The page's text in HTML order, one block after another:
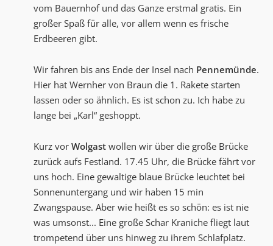
vom Bauernhof und das Ganze erstmal gratis. Ein
großer Spaß für alle, vor allem wenn es frische
Erdbeeren gibt.
Wir fahren bis ans Ende der Insel nach Pennemünde.
Hier hat Wernher von Braun die 1. Rakete starten
lassen oder so ähnlich. Es ist schon zu. Ich habe zu
lange bei „Karl“ geshoppt.
Kurz vor Wolgast wollen wir über die große Brücke
zurück aufs Festland. 17.45 Uhr, die Brücke fährt vor
uns hoch. Eine gewaltige blaue Brücke leuchtet bei
Sonnenuntergang und wir haben 15 min
Zwangspause. Aber wie heißt es so schön: es ist nie
was umsonst... Eine große Schar Kraniche fliegt laut
trompetend über uns hinweg zu ihrem Schlafplatz.